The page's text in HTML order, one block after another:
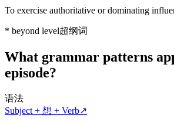
To exercise authoritative or dominating
* beyond level超纲词
What grammar patterns
episode?
语法
Subject + 想 + Verb↗